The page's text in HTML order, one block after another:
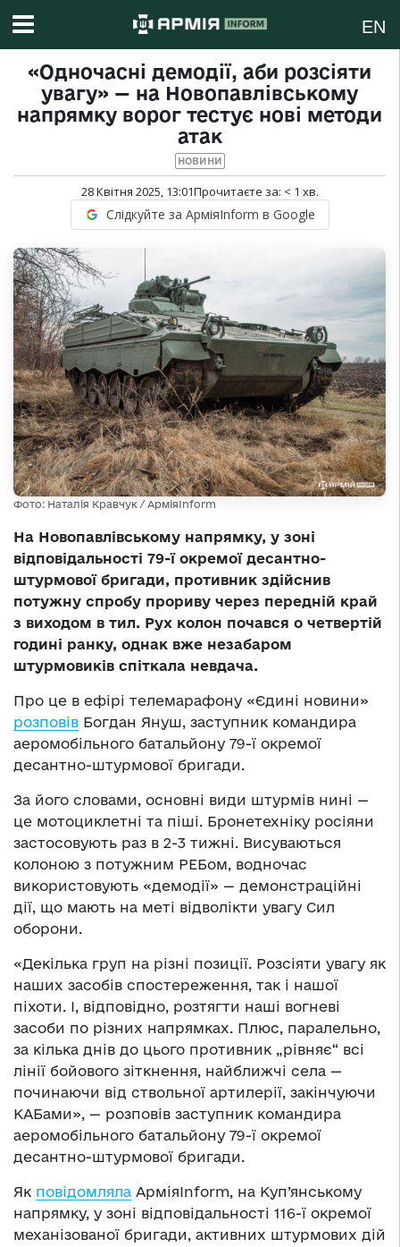
EN
«Одночасні демодії, аби розсіяти
увагу» — на Новопавлівському
напрямку ворог тестує нові методи
атак
НОВИНИ
28 Квітня 2025, 13:01Прочитаєте за: < 1 хв.
Слідкуйте за АрміяInform в Google
Фото: Наталія Кравчук / АрміяInform
На Новопавлівському напрямку, у зоні
відповідальності 79-ї окремої десантно-
штурмової бригади, противник здійснив
потужну спробу прориву через передній край
з виходом в тил. Рух колон почався о четвертій
годині ранку, однак вже незабаром
штурмовиків спіткала невдача.
Про це в ефірі телемарафону «Єдині новини»
розповів Богдан Януш, заступник командира
аеромобільного батальйону 79-ї окремої
десантно-штурмової бригади.
За його словами, основні види штурмів нині —
це мотоциклетні та піші. Бронетехніку росіяни
застосовують раз в 2-3 тижні. Висуваються
колоною з потужним РЕБом, водночас
використовують «демодії» — демонстраційні
дії, що мають на меті відволікти увагу Сил
оборони.
«Декілька груп на різні позиції. Розсіяти увагу як
наших засобів спостереження, так і нашої
піхоти. І, відповідно, розтягти наші вогневі
засоби по різних напрямках. Плюс, паралельно,
за кілька днів до цього противник „рівняє“ всі
лінії бойового зіткнення, найближчі села —
починаючи від ствольної артилерії, закінчуючи
КАБами», — розповів заступник командира
аеромобільного батальйону 79-ї окремої
десантно-штурмової бригади.
Як повідомляла АрміяInform, на Куп’янському
напрямку, у зоні відповідальності 116-ї окремої
механізованої бригади, активних штурмових дій